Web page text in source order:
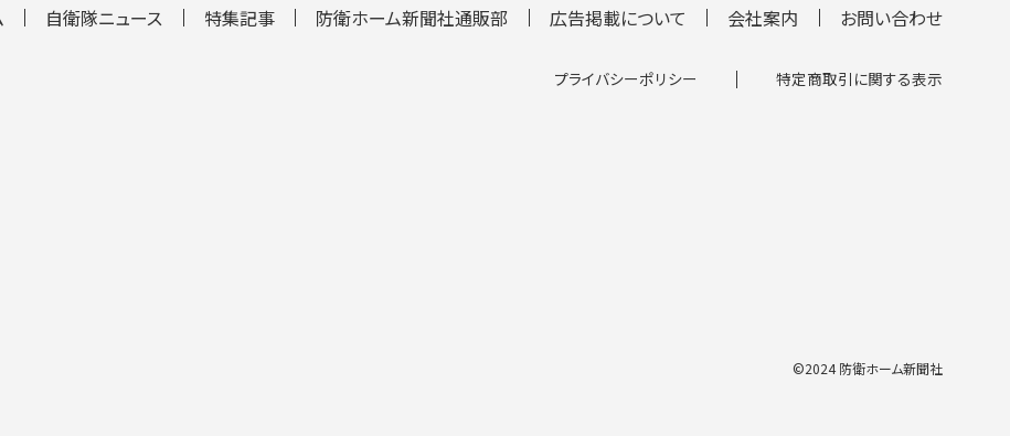
自衛隊ニュース 特集記事 防衛ホーム新聞社通販部 広告掲載について 会社案内 お問い合わせ
プライバシーポリシー 特定商取引に関する表示
©2024 防衛ホーム新聞社